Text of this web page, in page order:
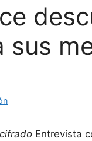
sus
Entrevista